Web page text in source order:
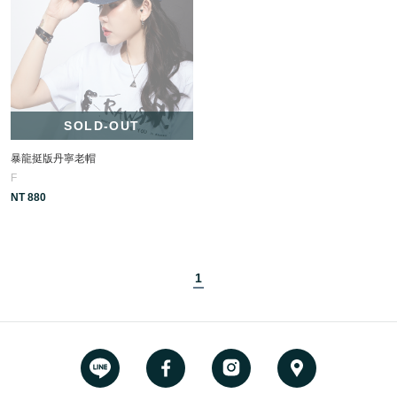
SOLD-OUT
暴龍挺版丹寧老帽
F
NT 880
1